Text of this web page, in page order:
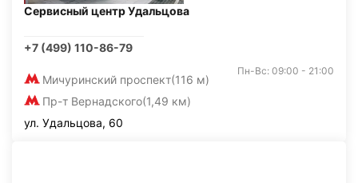
Сервисный центр Удальцова
+7 (499) 110-86-79
Мичуринский проспект(116 м)
Пр-т Вернадского(1,49 км)
Пн-Вс: 09:00 - 21:00
ул. Удальцова, 60